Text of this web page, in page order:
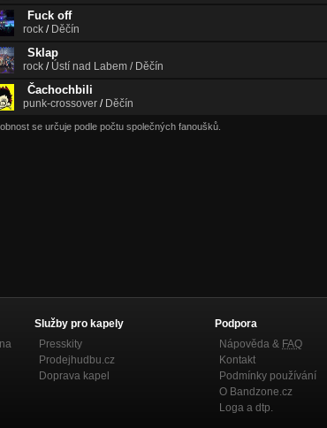
Fuck off
rock / Děčín
Sklap
rock / Ústí nad Labem / Děčín
Čachochbili
punk-crossover / Děčín
se určuje podle počtu společných fanoušků.
Služby pro kapely
Presskity
Prodejhudbu.cz
Doprava kapel
Podpora
Nápověda & FAQ
Kontakt
Podmínky používání
O Bandzone.cz
Loga a dtp.